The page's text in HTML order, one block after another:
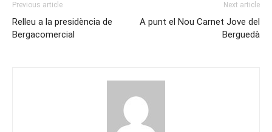
Previous article
Relleu a la presidència de
Bergacomercial
Next article
A punt el Nou Carnet Jove del
Berguedà